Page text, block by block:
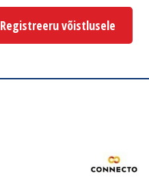
Registreeru võistlusele